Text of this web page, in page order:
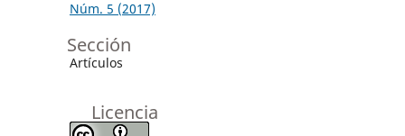
Núm. 5 (2017)
Sección
Artículos
Licencia